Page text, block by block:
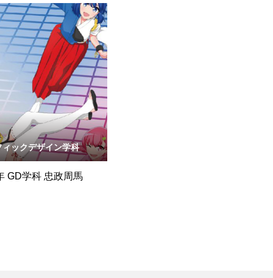
ィックデザイン学科
GD学科 忠政周馬